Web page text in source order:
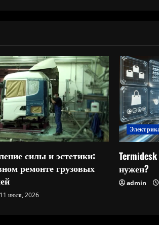
силы и эстетики:
ремонте грузовых
11 июля, 2026
нужен?
admin